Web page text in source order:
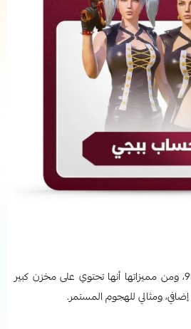
النوع: SMG، والذخيرة: 9mm، ومن مميزاتها أنها تحتوي على مخزن كبير